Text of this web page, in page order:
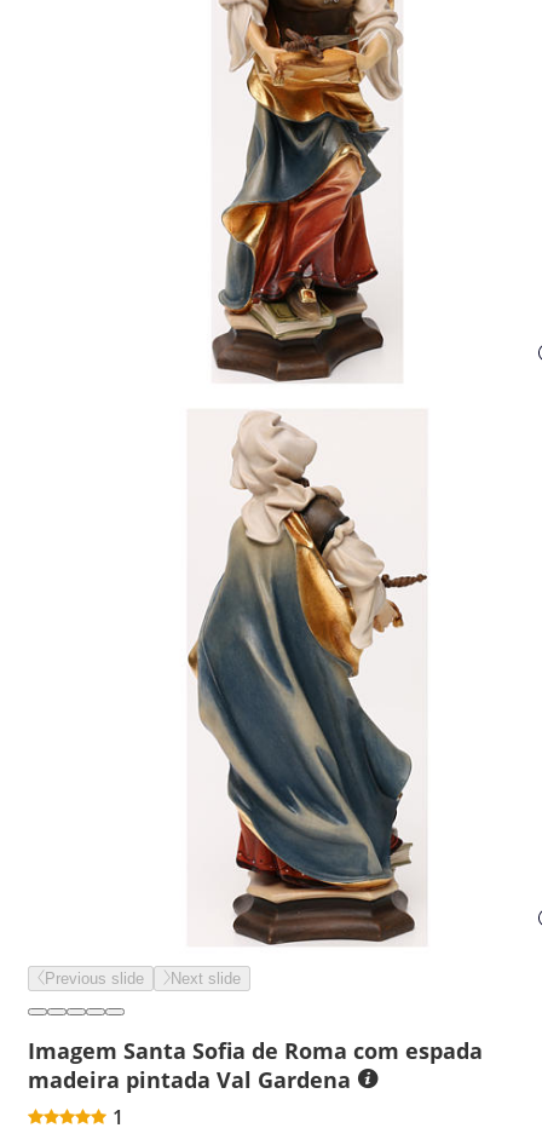
Previous slide Next slide
Imagem Santa Sofia de Roma com espada
madeira pintada Val Gardena
1